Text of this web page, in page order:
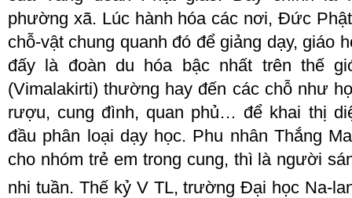
phường xã. Lúc hành hóa các nơi, Đức
chỗ-vật chung quanh đó để giảng dạy, giáo
đấy là đoàn du hóa bậc nhất trên thế
(Vimalakirti) thường hay đến các chỗ như
rượu, cung đình, quan phủ… để khai thị
đầu phân loại dạy học. Phu nhân Thắng M
cho nhóm trẻ em trong cung, thì là người
nhi tuần. Thế kỷ V TL, trường Đại học Na-la